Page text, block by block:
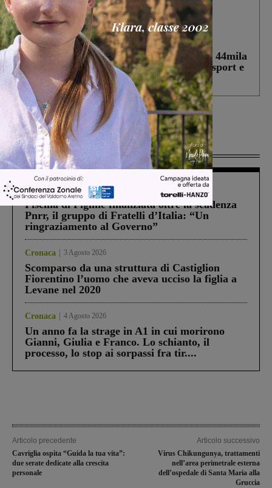
In vetrina 3 Agosto 2026
Estra Notizie agosto: Smart Cities, oltre 44mila
studenti coinvolti, torna il bando per lo sport e
debutta il podcast Estrair
Più lette
Figline Incisa Valdarno
Piscina di Figline finanziata oltre la scadenza
Pnrr, il gruppo di Fratelli d’Italia: “Un
ringraziamento al Governo”
Cronaca 3 Agosto 2026
Scomparso da una struttura di Castiglion
Fiorentino l’uomo che aveva ucciso la figlia a
Levane nel 2020
Cronaca 4 Agosto 2026
Un anno fa la strage in A1 in cui morirono
Gianni, Giulia e Franco. Lo schianto, il
processo, lo stop ai sorpassi fra tir....
Articolo precedente
Cavriglia ospita “Guida la tua vita”:
due serate dedicate alla crescita
personale
Articolo successivo
Virus Chikungunya, trattamenti
nell’area perimetrale esterna
dell’ospedale di Santa Maria alla
Gruccia